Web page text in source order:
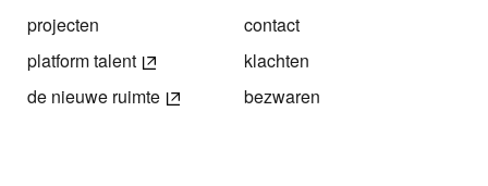
projecten
platform talent
de nieuwe ruimte
contact
klachten
bezwaren